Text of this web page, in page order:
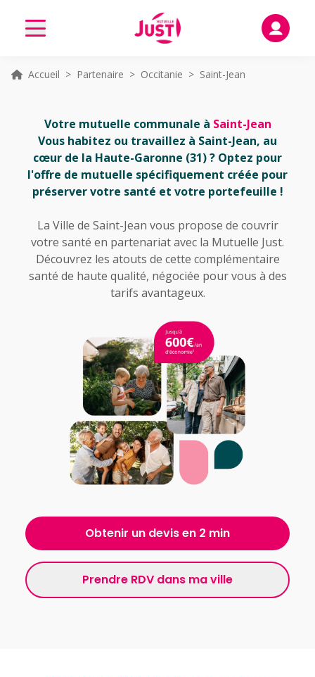
Accueil > Partenaire > Occitanie > Saint-Jean
Votre mutuelle communale à Saint-Jean
Vous habitez ou travaillez à Saint-Jean, au
cœur de la Haute-Garonne (31) ? Optez pour
l'offre de mutuelle spécifiquement créée pour
préserver votre santé et votre portefeuille !
La Ville de Saint-Jean vous propose de couvrir
votre santé en partenariat avec la Mutuelle Just.
Découvrez les atouts de cette complémentaire
santé de haute qualité, négociée pour vous à des
tarifs avantageux.
Obtenir un devis en 2 min
Prendre RDV dans ma ville